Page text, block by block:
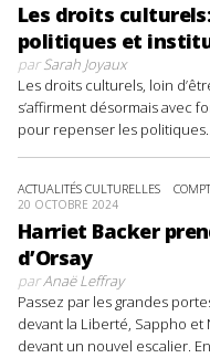
Les droits
politiques et
parSarah Joyaux
Les droits culturels, loin
s’affirment désormais avec
pour repenser les
ACTUALITÉS CULTURELLES
20 OCTOBRE 2024
Harriet Backer
d’Orsay
parAnaë Leffray
Passez par les grandes
devant la Liberté, Sappho
devant un nouvel escalier.